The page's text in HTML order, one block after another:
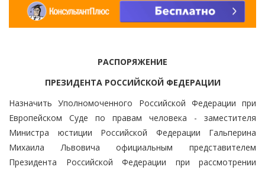
РАСПОРЯЖЕНИЕ
ПРЕЗИДЕНТА РОССИЙСКОЙ ФЕДЕРАЦИИ
Назначить Уполномоченного Российской Федерации при
Европейском Суде по правам человека - заместителя
Министра юстиции Российской Федерации Гальперина
Михаила Львовича официальным представителем
Президента Российской Федерации при рассмотрении